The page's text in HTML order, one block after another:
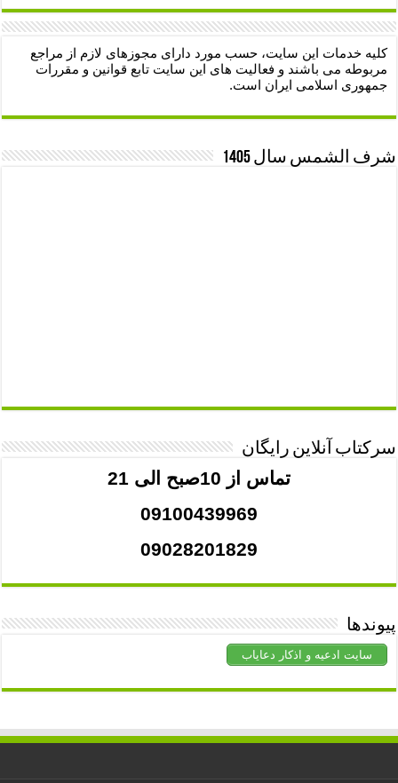
کلیه خدمات این سایت، حسب مورد دارای مجوزهای لازم از مراجع
مربوطه می باشند و فعالیت های این سایت تابع قوانین و مقررات
جمهوری اسلامی ایران است.
شرف الشمس سال 1405
سرکتاب آنلاین رایگان
تماس از 10صبح الی 21
09100439969
09028201829
پیوندها
سایت ادعیه و اذکار دعایاب